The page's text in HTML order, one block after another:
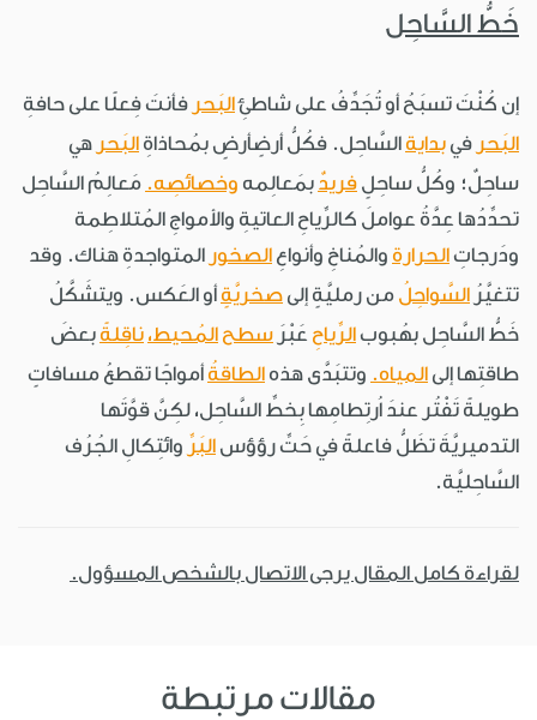
خَطُّ السَّاحِل
إن كُنْتَ تسبَحُ أو تُجَدِّفُ على شاطئِالبَحر فأنتَ فِعلًا على حافةِ
البَحر في بداية السَّاحِل. فكُلُّ أرضٍأرضٍ بمُحاذاةِ البَحر هي
ساحِلٌ؛ وكُلُّ ساحِلٍ فريدٌ بمَعالِمه وخصائصِه. مَعالِمُ السَّاحِل
تحدِّدُها عِدَّةُ عواملَ كالرِّياحِ العاتيةِ والأمواجِ المُتلاطِمة
ودَرجاتِ الحرارة والمُناخِ وأنواعِ الصخور المتواجدةِ هناك. وقد
تتغيَّرُ السَّواحِلُ من رمليَّةٍ إلى صخريَّةٍ أو العَكس. ويتشَكَّلُ
خَطُّ السَّاحِل بهُبوب الرِّياحِ عَبْرَ سطح المُحيط، ناقِلةً بعضَ
طاقتِها إلى المياه. وتتبَدَّى هذه الطاقةُ أمواجًا تقطعُ مسافاتٍ
طويلةً تَفْتُر عندَ اُرتِطامِها بِخطِّ السَّاحِل، لكِنَّ قوَّتَها
التدميريَّةَ تظَلُّ فاعلةً في حَتِّ رؤؤس البَرِّ وائتِكالِ الجُرُف
السَّاحِليَّة.
لقراءة كامل المقال يرجى الاتصال بالشخص المسؤول.
مقالات مرتبطة